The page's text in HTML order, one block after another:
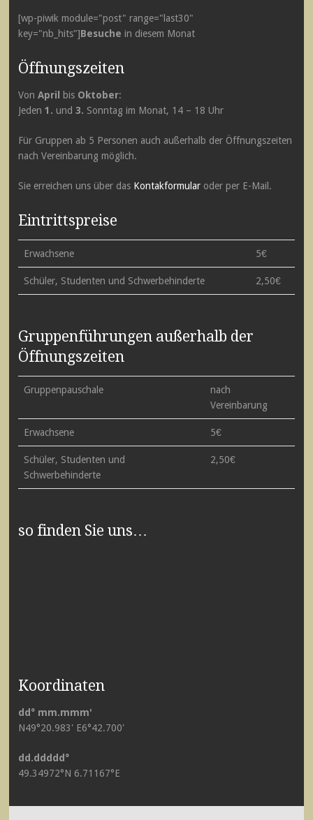
[wp-piwik module="post" range="last30"
key="nb_hits"]Besuche in diesem Monat
Öffnungszeiten
Von April bis Oktober:
Jeden 1. und 3. Sonntag im Monat, 14 – 18 Uhr
Für Gruppen ab 5 Personen auch außerhalb der Öffnungszeiten
nach Vereinbarung möglich.
Sie erreichen uns über das Kontakformularoder per E-Mail.
Eintrittspreise
Erwachsene 5€
Schüler, Studenten und Schwerbehinderte 2,50€
Gruppenführungen außerhalb der
Öffnungszeiten
Gruppenpauschale
nach
Vereinbarung
Erwachsene 5€
Schüler, Studenten und
Schwerbehinderte
2,50€
so finden Sie uns…
Koordinaten
dd° mm.mmm'
N49°20.983' E6°42.700'
dd.ddddd°
49.34972°N 6.71167°E